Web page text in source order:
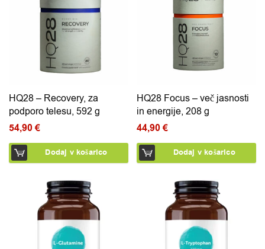
HQ28 – Recovery, za
podporo telesu, 592 g
54,90€
Dodaj v košarico
HQ28 Focus – več jasnosti
in energije, 208 g
44,90€
Dodaj v košarico